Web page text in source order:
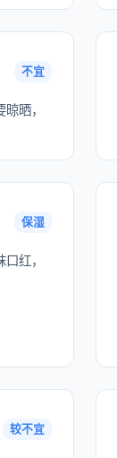
不宜
晒，
保湿
红，
较不宜